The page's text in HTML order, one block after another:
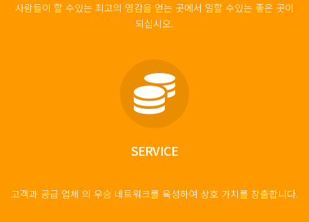
사람들이 할 수있는 최고의 영감을 얻는 곳에서 일할 수있는 좋은 곳이
되십시오.
SERVICE
고객과 공급 업체 의 우승 네트워크를 육성하여 상호 가치를 창출합니다.